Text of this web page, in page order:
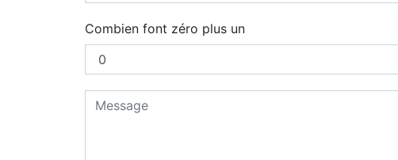
Combien font zéro plus un